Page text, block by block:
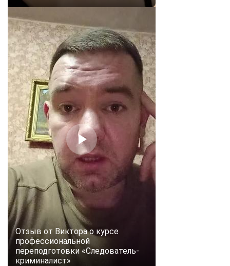
Отзыв от Виктора о курсе
профессиональной
переподготовки «Следователь-
криминалист»